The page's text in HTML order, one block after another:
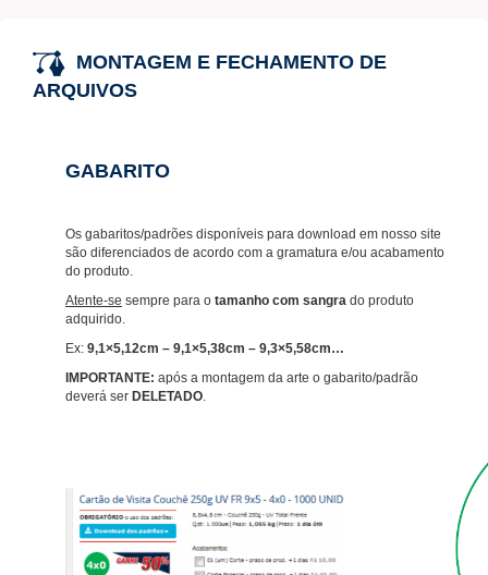
MONTAGEM E FECHAMENTO DE
ARQUIVOS
GABARITO
Os gabaritos/padrões disponíveis para download em nosso site
são diferenciados de acordo com a gramatura e/ou acabamento
do produto.
Atente-se sempre para o tamanho com sangra do produto
adquirido.
Ex: 9,1×5,12cm – 9,1×5,38cm – 9,3×5,58cm…
IMPORTANTE: após a montagem da arte o gabarito/padrão
deverá ser DELETADO.